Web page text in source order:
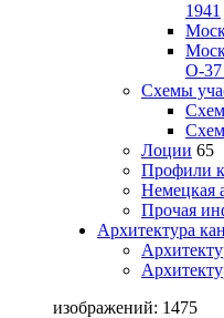
1941
О-
Схемы
Лоции 65
Профили
Немецкая
Прочая
Архитектура
изображений: 1475